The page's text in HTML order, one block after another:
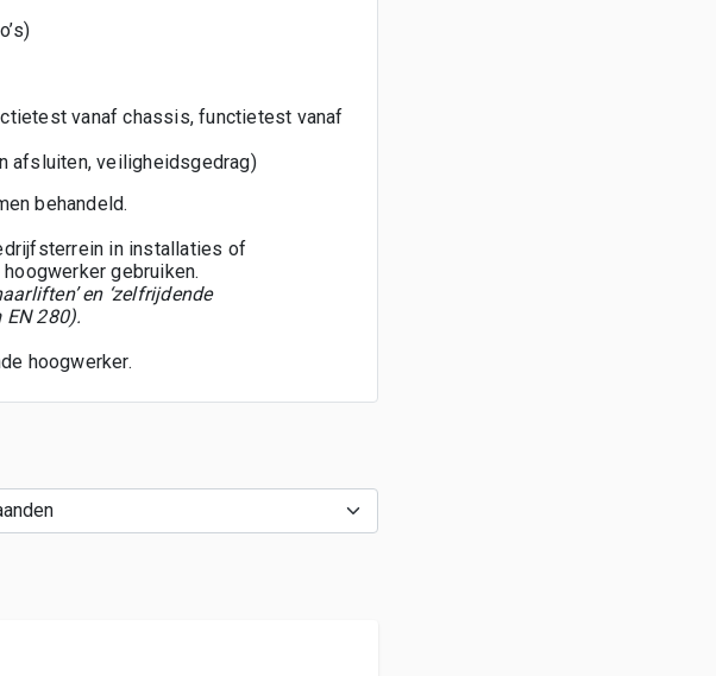
vanaf chassis, functietest vanaf
afsluiten, veiligheidsgedrag)
behandeld.
in installaties of
gebruiken.
en ‘zelfrijdende
EN 280).
hoogwerker.